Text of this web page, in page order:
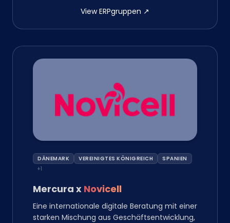
View ERPgruppen ↗
DÄNEMARK VEREINIGTES KÖNIGREICH
SPANIEN
+1
Mercura x Novicell
Eine internationale digitale Beratung mit einer
starken Mischung aus Geschäftsentwicklung,